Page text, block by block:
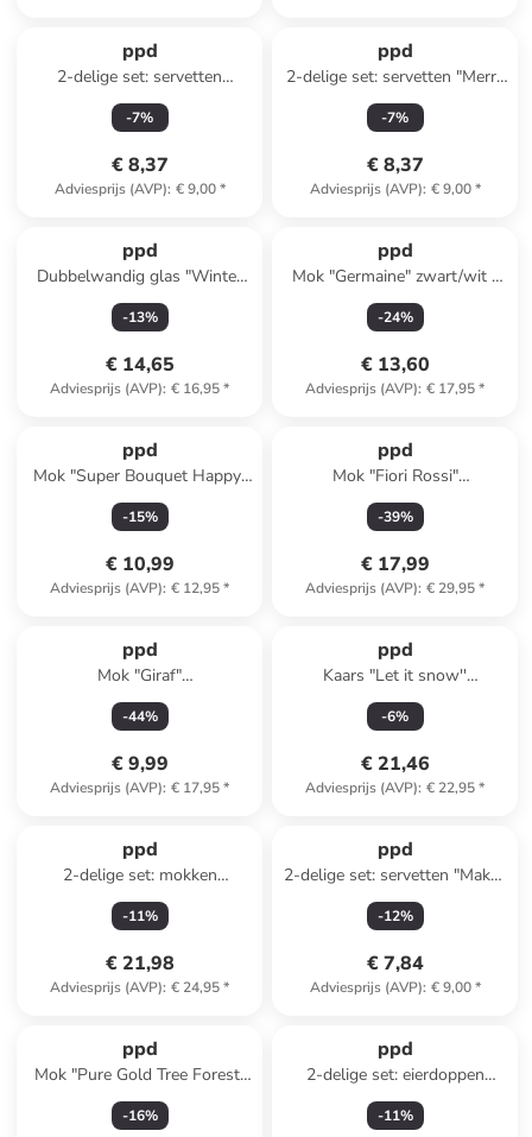
ppd
2-delige set: servetten
"Winter" taupe - 2x 20 stuks
-7%
€ 8,37
Adviesprijs (AVP): € 9,00*
ppd
2-delige set: servetten "Merry
Wreath" meerkleurig - 2x 20
stuks
-7%
€ 8,37
Adviesprijs (AVP): € 9,00*
ppd
Dubbelwandig glas "Winter
Deers" meerkleurig - 300 ml
-13%
€ 14,65
Adviesprijs (AVP): € 16,95*
ppd
Mok "Germaine" zwart/wit -
350 ml
-24%
€ 13,60
Adviesprijs (AVP): € 17,95*
ppd
Mok "Super Bouquet Happy"
wit/meerkleurig - 400 ml
-15%
€ 10,99
Adviesprijs (AVP): € 12,95*
ppd
Mok "Fiori Rossi"
wit/meerkleurig - 350 ml
-39%
€ 17,99
Adviesprijs (AVP): € 29,95*
ppd
Mok "Giraf"
lichtblauw/lichtbruin - 350 ml
-44%
€ 9,99
Adviesprijs (AVP): € 17,95*
ppd
Kaars "Let it snow''
wit/lichtbruin - (H)8,5 x Ø 7
cm
-6%
€ 21,46
Adviesprijs (AVP): € 22,95*
ppd
2-delige set: mokken
"Turnowsky's X-Mas"
wit/groen - 350 ml
-11%
€ 21,98
Adviesprijs (AVP): € 24,95*
ppd
2-delige set: servetten "Makes
Sense" grijs - 2x 20 stuks
-12%
€ 7,84
Adviesprijs (AVP): € 9,00*
ppd
Mok "Pure Gold Tree Forest"
blauw/groen - 350 ml
-16%
ppd
2-delige set: eierdoppen
"Formart Mama+Papa"
blauw/lichtroze - Ø 5,2 cm
-11%